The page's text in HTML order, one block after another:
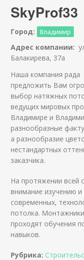
SkyProf33
Город: Владимир
Адрес компании:
Балакирева, 37а
Наша компания рада
предложить Вам
выбор натяжных
ведущих мировых
Владимире и
разнообразные
а разнообразие
нестандартных
заказчика.
На протяжении всей
внимание изучению
современных,
потолка.
проходят обучения
навыков.
Рубрика: